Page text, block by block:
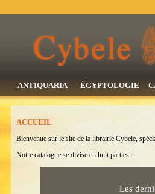
ANTIQUARIA ÉGYPTOLOGIE
ACCUEIL
Bienvenue sur le site de la librairie Cybele,
Notre catalogue se divise en huit parties :
Les